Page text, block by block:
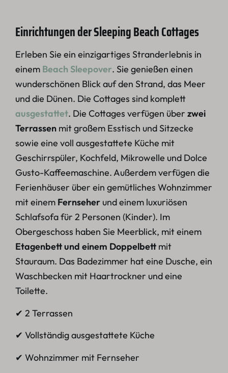
Einrichtungen der Sleeping Beach Cottages
Erleben Sie ein einzigartiges Stranderlebnis in
einem Beach Sleepover. Sie genießen einen
wunderschönen Blick auf den Strand, das Meer
und die Dünen. Die Cottages sind komplett
ausgestattet. Die Cottages verfügen überzwei
Terrassen mit großem Esstisch und Sitzecke
sowie eine voll ausgestattete Küche mit
Geschirrspüler, Kochfeld, Mikrowelle und Dolce
Gusto-Kaffeemaschine. Außerdem verfügen die
Ferienhäuser über ein gemütliches Wohnzimmer
mit einem Fernseher und einem luxuriösen
Schlafsofa für 2 Personen (Kinder). Im
Obergeschoss haben Sie Meerblick, mit einem
Etagenbett und einem Doppelbett mit
Stauraum. Das Badezimmer hat eine Dusche, ein
Waschbecken mit Haartrockner und eine
Toilette.
✔ 2 Terrassen
✔ Vollständig ausgestattete Küche
✔ Wohnzimmer mit Fernseher